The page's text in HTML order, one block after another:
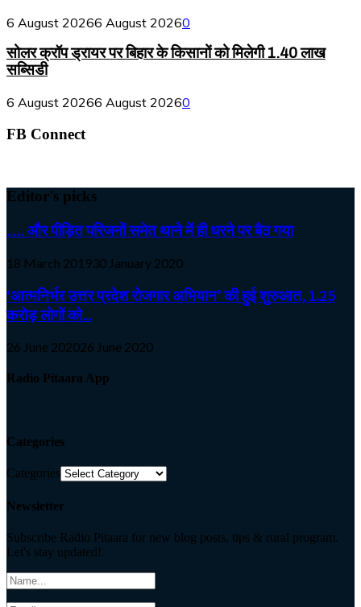
6 August 20266 August 20260
सोलर क्रॉप ड्रायर पर बिहार के किसानों को मिलेगी 1.40 लाख
सब्सिडी
6 August 20266 August 20260
FB Connect
Editor's picks
…. और पीड़ित परिजनों समेत थाने में ही धरने पर बैठ गया
18 March 201930 January 2020
‘आत्मनिर्भर उत्तर प्रदेश रोजगार अभियान’ की हुई शुरुआत, 1.25
करोड़ लोगों को...
26 June 202026 June 2020
Radio Pitaara App
Categories
Categories
Newsletter
Subscribe Radio Pitaara for new blog posts, tips & rural program.
Let's stay updated!